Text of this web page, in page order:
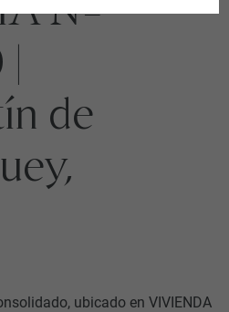
Nº
de
ubicado en VIVIENDA